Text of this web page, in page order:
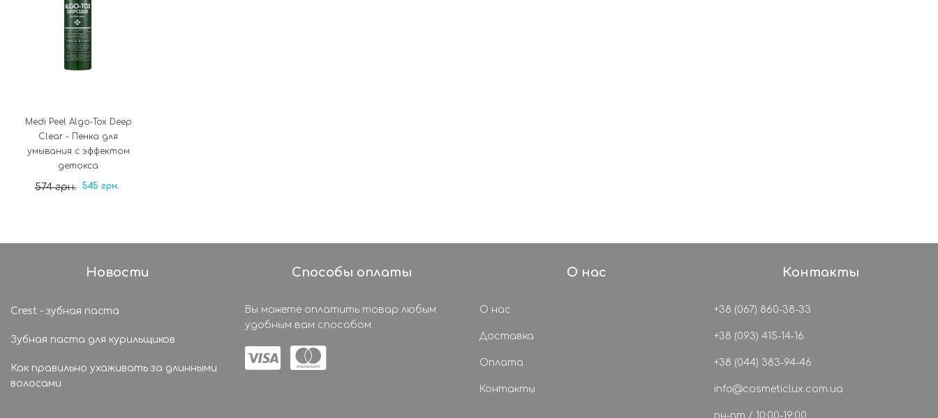
Medi Peel Algo-Tox Deep
Clear - Пенка для
умывания с эффектом
детокса
574 грн. 545 грн.
Новости
Crest - зубная паста
Зубная паста для курильщиков
Как правильно ухаживать за длинными
волосами
Способы оплаты
Вы можете оплатить товар любым
удобным вам способом.
О нас
О нас
Доставка
Оплата
Контакты
Контакты
+38 (067) 860-38-33
+38 (093) 415-14-16
+38 (044) 383-94-46
info@cosmeticlux.com.ua
пн-пт / 10:00-19:00